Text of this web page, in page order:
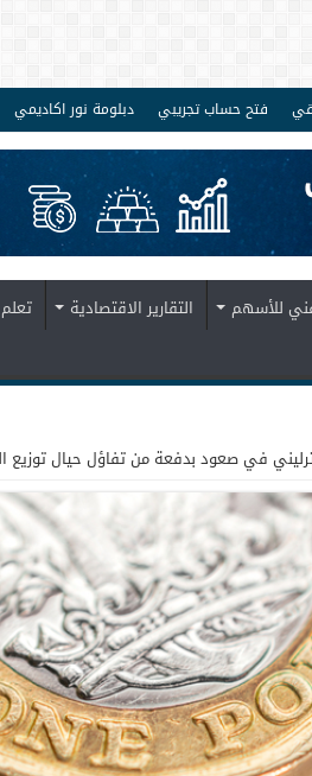
فتح حساب تجريبي دبلومة نور اكاديمي
للأسهم التقارير الاقتصادية
في صعود بدفعة من تفاؤل حيال توزيع